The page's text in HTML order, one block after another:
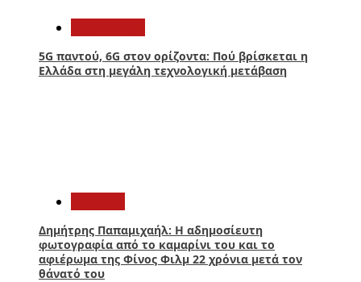
5G παντού, 6G στον ορίζοντα: Πού βρίσκεται η
Ελλάδα στη μεγάλη τεχνολογική μετάβαση
Δημήτρης Παπαμιχαήλ: Η αδημοσίευτη
φωτογραφία από το καμαρίνι του και το
αφιέρωμα της Φίνος Φιλμ 22 χρόνια μετά τον
θάνατό του